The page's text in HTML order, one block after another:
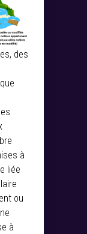
des
à
liée
ou
à